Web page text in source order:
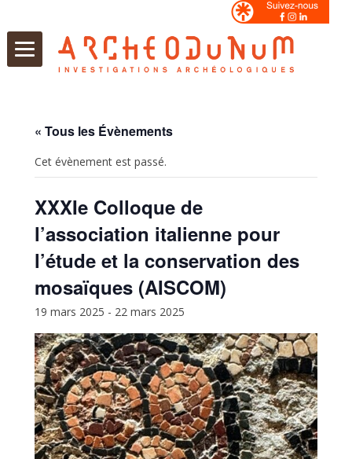
« Tous les Évènements
Cet évènement est passé.
XXXIe Colloque de
l’association italienne pour
l’étude et la conservation des
mosaïques (AISCOM)
19 mars 2025 - 22 mars 2025